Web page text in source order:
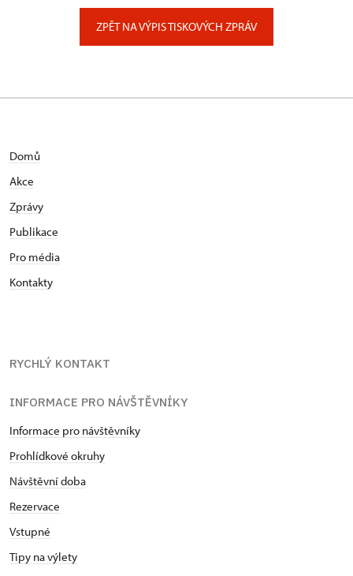
ZPĚT NA VÝPIS TISKOVÝCH ZPRÁV
Domů
Akce
Zprávy
Publikace
Pro média
Kontakty
RYCHLÝ KONTAKT
INFORMACE PRO NÁVŠTĚVNÍKY
Informace pro návštěvníky
Prohlídkové okruhy
Návštěvní doba
Rezervace
Vstupné
Tipy na výlety